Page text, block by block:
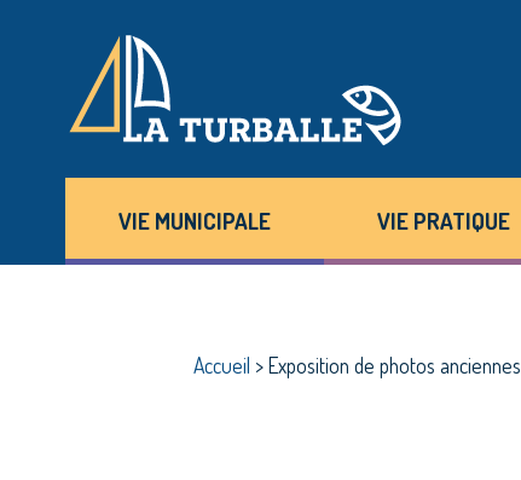
VIE MUNICIPALE VIE PRATIQUE
Accueil >Exposition de photos anciennes